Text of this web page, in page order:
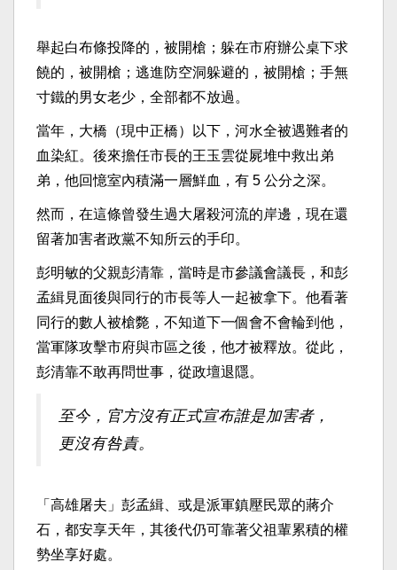
舉起白布條投降的，被開槍；躲在市府辦公桌下求
饒的，被開槍；逃進防空洞躲避的，被開槍；手無
寸鐵的男女老少，全部都不放過。
當年，大橋（現中正橋）以下，河水全被遇難者的
血染紅。後來擔任市長的王玉雲從屍堆中救出弟
弟，他回憶室內積滿一層鮮血，有 5 公分之深。
然而，在這條曾發生過大屠殺河流的岸邊，現在還
留著加害者政黨不知所云的手印。
彭明敏的父親彭清靠，當時是市參議會議長，和彭
孟緝見面後與同行的市長等人一起被拿下。他看著
同行的數人被槍斃，不知道下一個會不會輪到他，
當軍隊攻擊市府與市區之後，他才被釋放。從此，
彭清靠不敢再問世事，從政壇退隱。
至今，官方沒有正式宣布誰是加害者，
更沒有咎責。
「高雄屠夫」彭孟緝、或是派軍鎮壓民眾的蔣介
石，都安享天年，其後代仍可靠著父祖輩累積的權
勢坐享好處。